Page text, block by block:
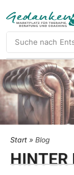
Suche nach
Start » Blog
HINTER